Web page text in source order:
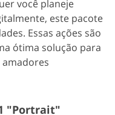
você planeje
este pacote
Essas ações são
ótima solução para
"Portrait"